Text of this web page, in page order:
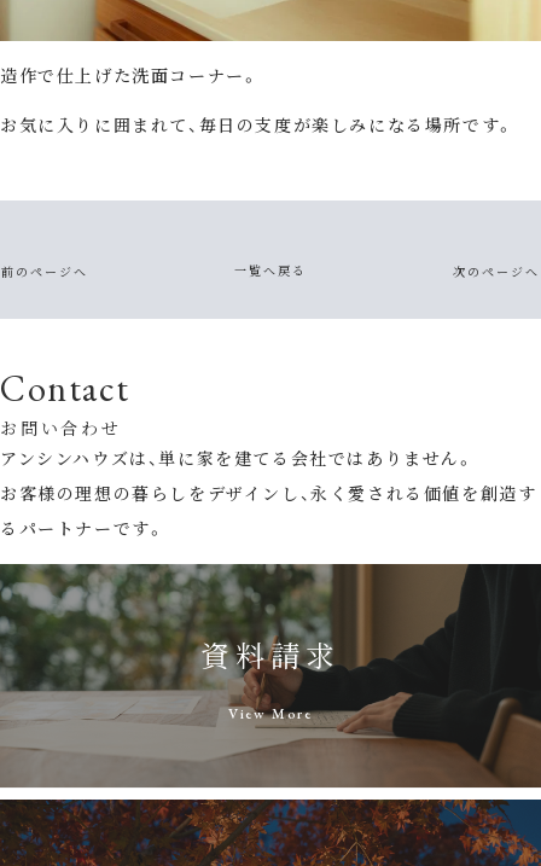
造作で仕上げた洗面コーナー。
お気に入りに囲まれて、毎日の支度が楽しみになる場所です。
前のページへ 一覧へ戻る 次のページへ
Contact
お問い合わせ
アンシンハウズは、単に家を建てる会社ではありません。
お客様の理想の暮らしをデザインし、永く愛される価値を創造す
るパートナーです。
資料請求
View More